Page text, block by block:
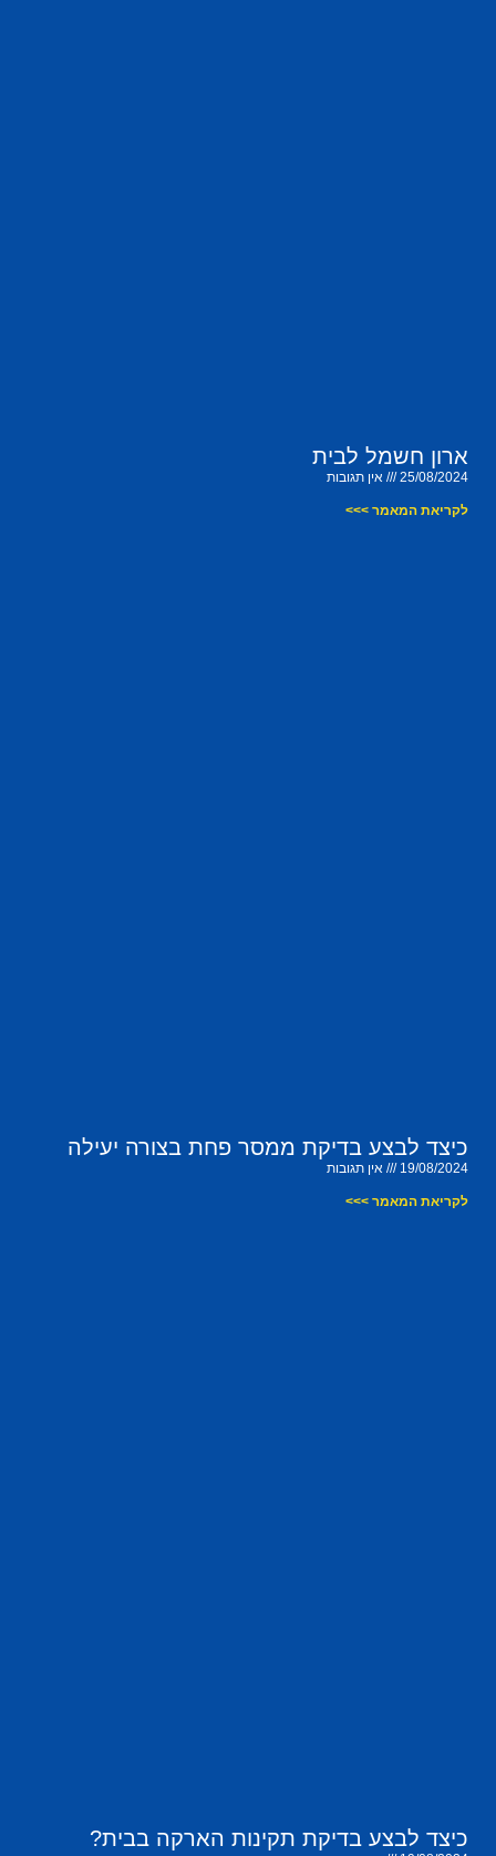
ארון חשמל לבית
25/08/2024 אין תגובות
לקריאת המאמר >>>
כיצד לבצע בדיקת ממסר פחת בצורה יעילה
19/08/2024 אין תגובות
לקריאת המאמר >>>
כיצד לבצע בדיקת תקינות הארקה בבית?